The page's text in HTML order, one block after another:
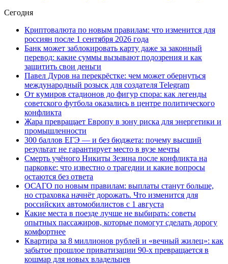
Сегодня
Криптовалюта по новым правилам: что изменится для
россиян после 1 сентября 2026 года
Банк может заблокировать карту даже за законный
перевод: какие суммы вызывают подозрения и как
защитить свои деньги
Павел Дуров на перекрёстке: чем может обернуться
международный розыск для создателя Telegram
От кумиров стадионов до фигур спора: как легенды
советского футбола оказались в центре политического
конфликта
Жара превращает Европу в зону риска для энергетики и
промышленности
300 баллов ЕГЭ — и без бюджета: почему высший
результат не гарантирует место в вузе мечты
Смерть учёного Никиты Зезина после конфликта на
парковке: что известно о трагедии и какие вопросы
остаются без ответа
ОСАГО по новым правилам: выплаты станут больше,
но страховка начнёт дорожать. Что изменится для
российских автомобилистов с 1 августа
Какие места в поезде лучше не выбирать: советы
опытных пассажиров, которые помогут сделать дорогу
комфортнее
Квартира за 8 миллионов рублей и «вечный жилец»: как
забытое прошлое приватизации 90-х превращается в
кошмар для новых владельцев